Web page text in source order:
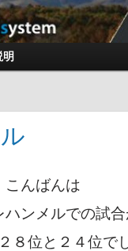
こんばんは
ンメルでの試
８位と２４位で